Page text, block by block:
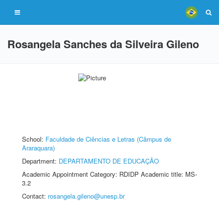
Rosangela Sanches da Silveira Gileno
School: Faculdade de Ciências e Letras (Câmpus de
Araraquara)
Department: DEPARTAMENTO DE EDUCAÇÃO
Academic Appointment Category: RDIDP Academic title: MS-
3.2
Contact: rosangela.gileno@unesp.br